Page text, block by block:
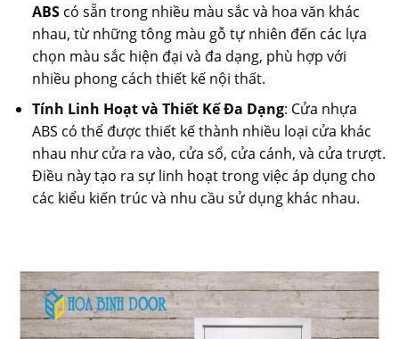
ABScó sẵn trong nhiều màu sắc và hoa văn khác
nhau, từ những tông màu gỗ tự nhiên đến các lựa
chọn màu sắc hiện đại và đa dạng, phù hợp với
nhiều phong cách thiết kế nội thất.
Tính Linh Hoạt và Thiết Kế Đa Dạng: Cửa nhựa
ABS có thể được thiết kế thành nhiều loại cửa khác
nhau như cửa ra vào, cửa sổ, cửa cánh, và cửa trượt.
Điều này tạo ra sự linh hoạt trong việc áp dụng cho
các kiểu kiến trúc và nhu cầu sử dụng khác nhau.